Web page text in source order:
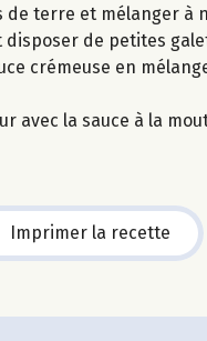
terre et mélanger à
de petites
crémeuse en
avec la sauce à la
Imprimer la recette